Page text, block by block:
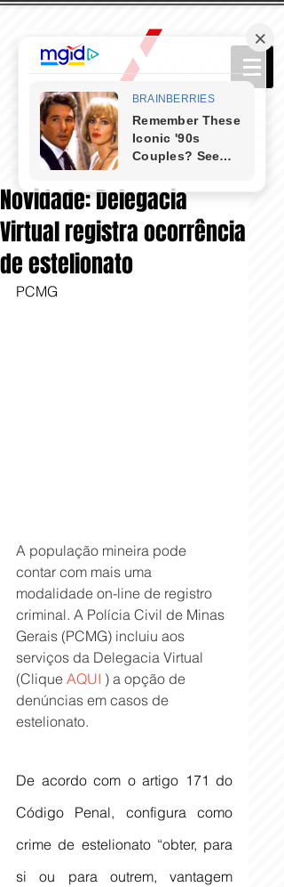
Novidade: Delegacia
Virtual registra ocorrência
de estelionato
PCMG
A população mineira pode
contar com mais uma
modalidade on-line de registro
criminal. A Polícia Civil de Minas
Gerais (PCMG) incluiu aos
serviços da Delegacia Virtual
(Clique AQUI ) a opção de
denúncias em casos de
estelionato.
De acordo com o artigo 171 do
Código Penal, configura como
crime de estelionato “obter, para
si ou para outrem, vantagem